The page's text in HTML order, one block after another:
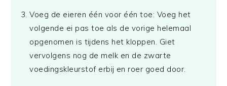
Voeg de eieren één voor één toe: Voeg het
volgende ei pas toe als de vorige helemaal
opgenomen is tijdens het kloppen. Giet
vervolgens nog de melk en de zwarte
voedingskleurstof erbij en roer goed door.